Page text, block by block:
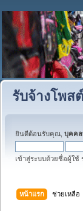
รับจ้างโพสต์
ยินดีต้อนรับคุณ, บุคคล
เข้าสู่ระบบด้วยชื่อผู้ใช้
หน้าแรก ช่วยเหลือ